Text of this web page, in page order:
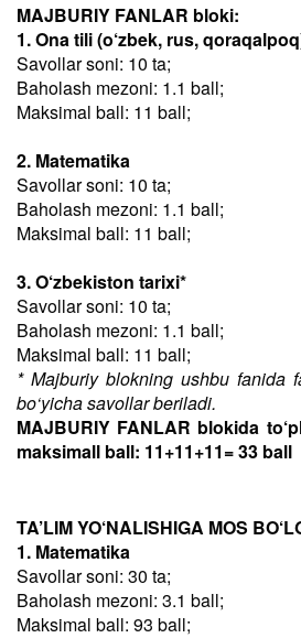
MAJBURIY FANLAR bloki:
1. Ona tili (o‘zbek, rus,
Savollar soni: 10 ta;
Baholash mezoni: 1.1 ball;
Maksimal ball: 11 ball;
2. Matematika
Savollar soni: 10 ta;
Baholash mezoni: 1.1 ball;
Maksimal ball: 11 ball;
3. O‘zbekiston tarixi*
Savollar soni: 10 ta;
Baholash mezoni: 1.1 ball;
Maksimal ball: 11 ball;
* Majburiy blokning ushbu fanida
bo‘yicha savollar beriladi.
MAJBURIY FANLAR blokida
maksimall ball: 11+11+11= 33 ball
TA’LIM YO‘NALISHIGA MOS
1. Matematika
Savollar soni: 30 ta;
Baholash mezoni: 3.1 ball;
Maksimal ball: 93 ball;